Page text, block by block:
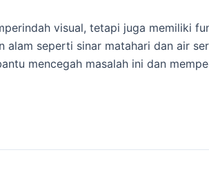
visual, tetapi juga memiliki
alam seperti sinar matahari dan air
mencegah masalah ini dan